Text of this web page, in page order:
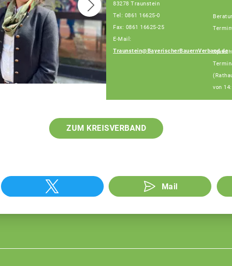
83278 Traunstein
Tel: 0861 16625-0
Fax: 0861 16625-25
E-Mail:
Traunstein@BayerischerBauernVerband.de
von
ZUM KREISVERBAND
Mail